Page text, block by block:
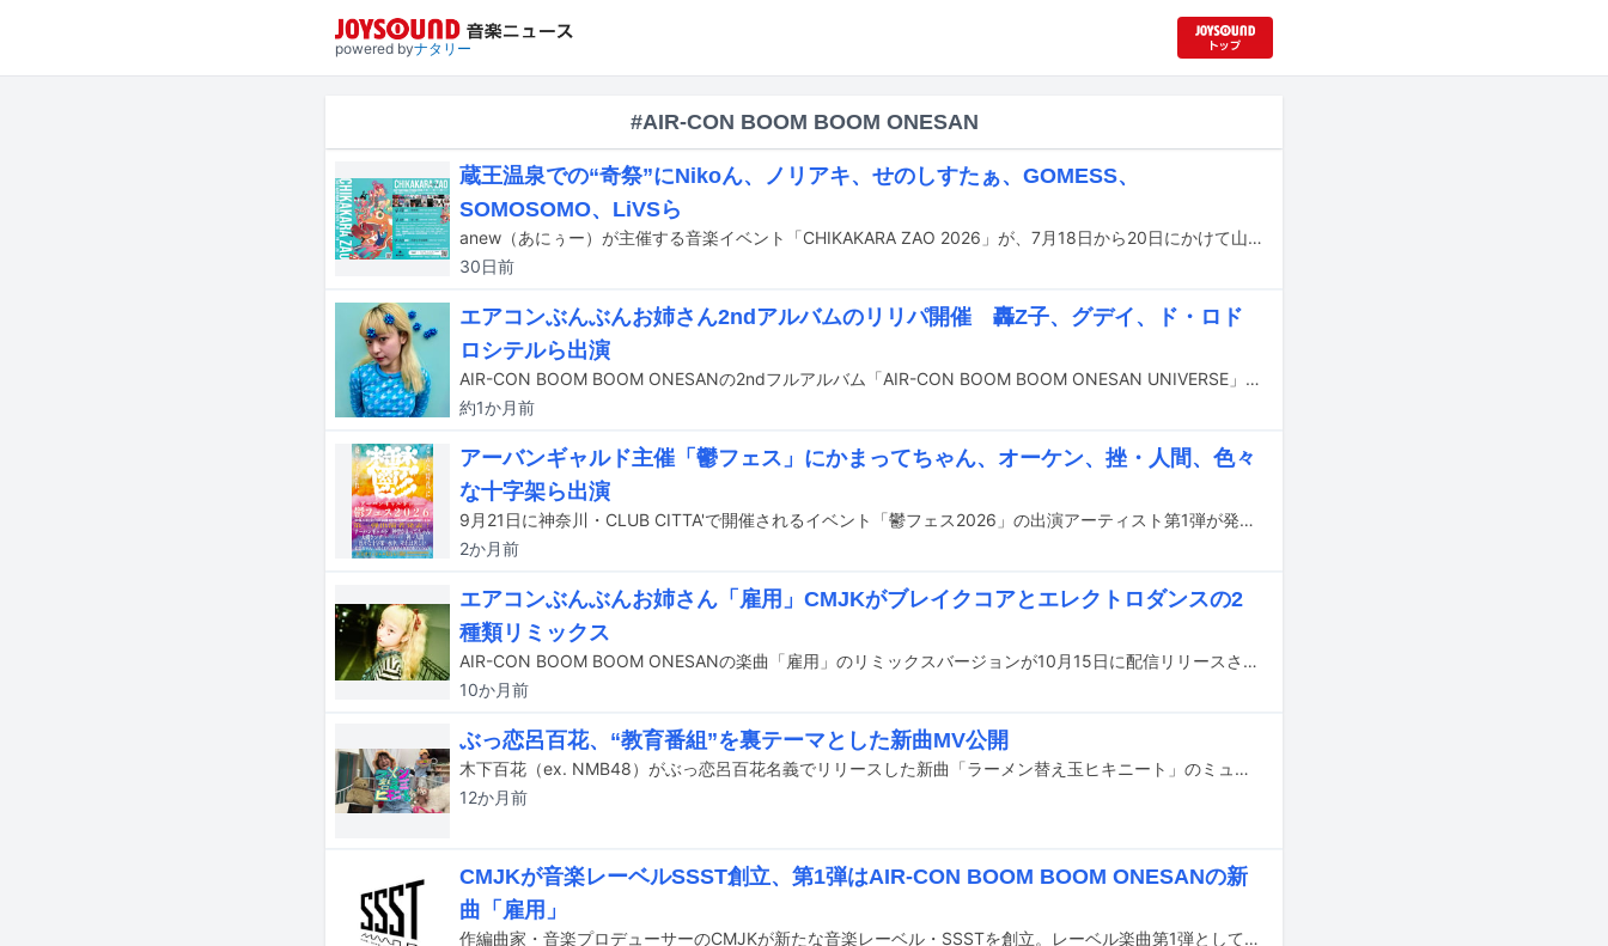
powered byナタリー
#AIR-CON BOOM BOOM ONESAN
蔵王温泉での“奇祭”にNikoん、ノリアキ、せのしすたぁ、GOMESS、
SOMOSOMO、LiVSら
anew（あにぅー）が主催する音楽イベント「CHIKAKARA ZAO 2026」が、7月18日から20日にかけて山形・蔵王温泉タキヤマスタヂヲとジンギスカンロッヂで開催される。
30日前
エアコンぶんぶんお姉さん2ndアルバムのリリパ開催 轟Z子、グデイ、ド・ロド
ロシテルら出演
AIR-CON BOOM BOOM ONESANの2ndフルアルバム「AIR-CON BOOM BOOM ONESAN UNIVERSE」のリリースを記念したイベントが、7月16日に東京・阿佐ヶ谷ロフトAで開催される。
約1か月前
アーバンギャルド主催「鬱フェス」にかまってちゃん、オーケン、挫・人間、色々
な十字架ら出演
9月21日に神奈川・CLUB CITTA'で開催されるイベント「鬱フェス2026」の出演アーティスト第1弾が発表された。
2か月前
エアコンぶんぶんお姉さん「雇用」CMJKがブレイクコアとエレクトロダンスの2
種類リミックス
AIR-CON BOOM BOOM ONESANの楽曲「雇用」のリミックスバージョンが10月15日に配信リリースされる。
10か月前
ぶっ恋呂百花、“教育番組”を裏テーマとした新曲MV公開
木下百花（ex. NMB48）がぶっ恋呂百花名義でリリースした新曲「ラーメン替え玉ヒキニート」のミュージックビデオがYouTubeで公開された。
12か月前
CMJKが音楽レーベルSSST創立、第1弾はAIR-CON BOOM BOOM ONESANの新
曲「雇用」
作編曲家・音楽プロデューサーのCMJKが新たな音楽レーベル・SSSTを創立。レーベル楽曲第1弾として、AIR-CON BOOM BOOM ONESANの新曲「雇用」が8月13日にリリースされる。